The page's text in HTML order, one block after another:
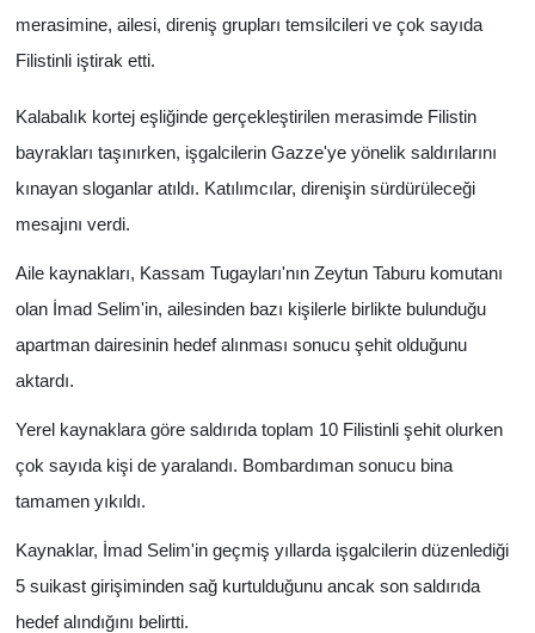
merasimine, ailesi, direniş grupları temsilcileri ve çok sayıda
Filistinli iştirak etti.
Kalabalık kortej eşliğinde gerçekleştirilen merasimde Filistin
bayrakları taşınırken, işgalcilerin Gazze'ye yönelik saldırılarını
kınayan sloganlar atıldı. Katılımcılar, direnişin sürdürüleceği
mesajını verdi.
Aile kaynakları, Kassam Tugayları'nın Zeytun Taburu komutanı
olan İmad Selim'in, ailesinden bazı kişilerle birlikte bulunduğu
apartman dairesinin hedef alınması sonucu şehit olduğunu
aktardı.
Yerel kaynaklara göre saldırıda toplam 10 Filistinli şehit olurken
çok sayıda kişi de yaralandı. Bombardıman sonucu bina
tamamen yıkıldı.
Kaynaklar, İmad Selim'in geçmiş yıllarda işgalcilerin düzenlediği
5 suikast girişiminden sağ kurtulduğunu ancak son saldırıda
hedef alındığını belirtti.